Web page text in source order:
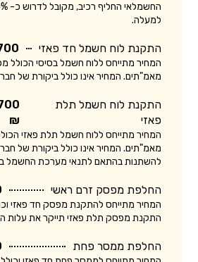
למעלה.
התקנת לוח חשמל חד פאזי - 1,500 ₪
מאמ"תים. המחיר אינו כולל ביקורת של
התקנת לוח חשמל תלת
פאזי
₪
מאמ"תים. המחיר אינו כולל ביקורת של
להשתנות בהתאם לתנאי מערכת החשמל
החלפת מפסק זרם ראשי
המחיר מתייחס להתקנת מפסק חד פאזי
התקנת מפסק תלת פאזי תייקר את עלות
החלפת ממסר פחת